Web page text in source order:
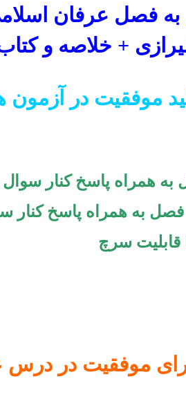
+ خلاصه و
موفقیت در آزمون
سرچ
در درس عرفان